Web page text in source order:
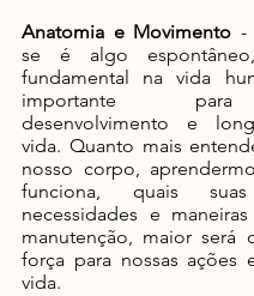
Anatomia e Movimento -
se é algo
fundamental na vida
importante
desenvolvimento e
vida. Quanto mais
nosso corpo,
funciona, quais
necessidades e
manutenção, maior será
força para nossas ações
vida.